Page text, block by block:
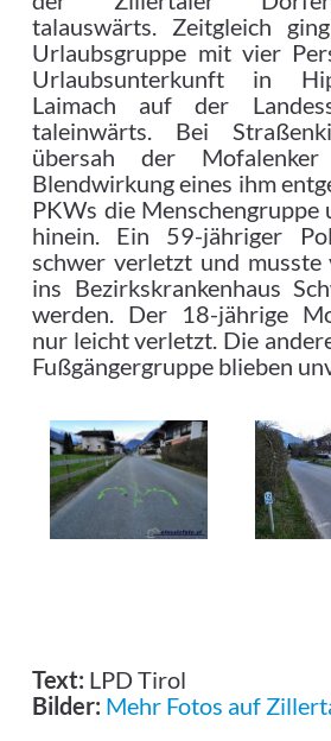
talauswärts. Zeitgleich
Urlaubsgruppe mit vier
Urlaubsunterkunft in
Laimach auf der
taleinwärts. Bei
übersah der
Blendwirkung eines ihm
PKWs die Menschengruppe
hinein. Ein 59-jähriger
schwer verletzt und
ins Bezirkskrankenhaus
werden. Der 18-jährige
nur leicht verletzt. Die
Fußgängergruppe blieben
Text: LPD Tirol
Bilder: Mehr Fotos auf